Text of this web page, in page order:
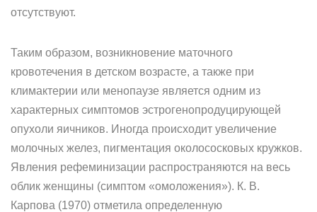
отсутствуют.
Таким образом, возникновение маточного
кровотечения в детском возрасте, а также при
климактерии или менопаузе является одним из
характерных симптомов эстрогенопродуцирующей
опухоли яичников. Иногда происходит увеличение
молочных желез, пигментация околососковых кружков.
Явления рефеминизации распространяются на весь
облик женщины (симптом «омоложения»). К. В.
Карпова (1970) отметила определенную